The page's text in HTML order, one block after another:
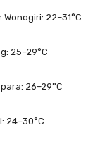
22–31°C
25–29°C
26–29°C
24–30°C